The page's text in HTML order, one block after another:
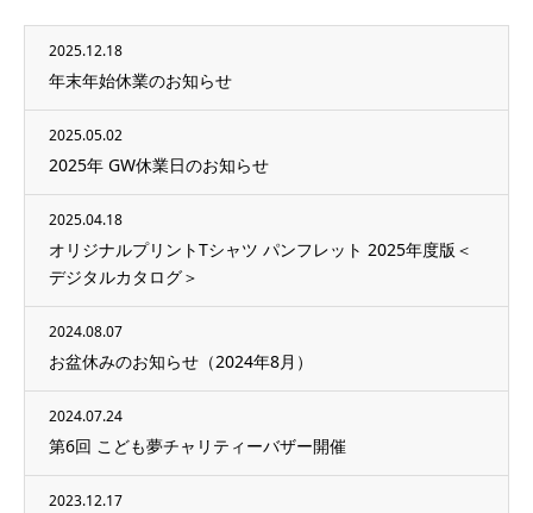
2025.12.18
年末年始休業のお知らせ
2025.05.02
2025年 GW休業日のお知らせ
2025.04.18
オリジナルプリントTシャツ パンフレット 2025年度版＜
デジタルカタログ＞
2024.08.07
お盆休みのお知らせ（2024年8月）
2024.07.24
第6回 こども夢チャリティーバザー開催
2023.12.17